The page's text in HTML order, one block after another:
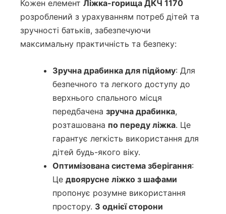
Кожен елемент Ліжка-горища ДКЧ 1170
розроблений з урахуванням потреб дітей та
зручності батьків, забезпечуючи
максимальну практичність та безпеку:
Зручна драбинка для підйому: Для
безпечного та легкого доступу до
верхнього спального місця
передбачена зручна драбинка,
розташована по переду ліжка. Це
гарантує легкість використання для
дітей будь-якого віку.
Оптимізована система зберігання:
Це двоярусне ліжко з шафами
пропонує розумне використання
простору. З однієї сторони